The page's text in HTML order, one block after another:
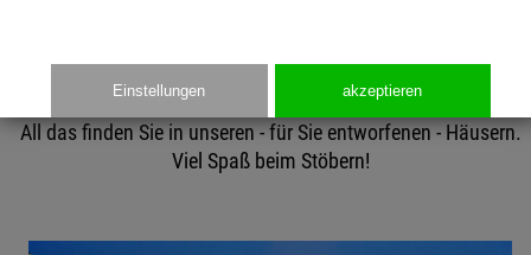
Grundrissgestaltungen.
All das finden Sie in unseren - ­für Sie entworfenen - ­Häusern.
Viel Spaß beim Stöbern!
Einstellungen akzeptieren